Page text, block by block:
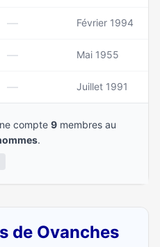
— Février 1994
— Mai 1955
— Juillet 1991
compte 9 membres au
.
de Ovanches